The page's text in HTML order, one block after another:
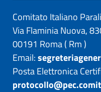
Comitato Italiano
Via Flaminia Nuova,
00191 Roma( Rm)
Email:
Posta Elettronica